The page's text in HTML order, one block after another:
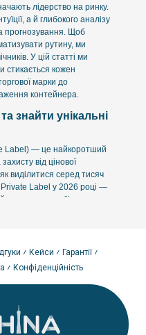
лідерство на ринку.
а й глибокого аналізу
прогнозування. Щоб
рутину, ми
У цій статті ми
стикається кожен
марки до
контейнера.
знайти унікальні
Label) — це найкоротший
від цінової
виділитися серед тисяч
Private Label у 2026 році —
запит аудиторії, маючи
ніші, де фіксується
середній рейтинг
для покращення
тренди 2026 року та
масовими. Він
Кейси
Гарантії
Конфіденційність